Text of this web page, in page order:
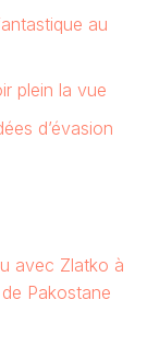
au
plein la vue
d’évasion
avec Zlatko à
Pakostane